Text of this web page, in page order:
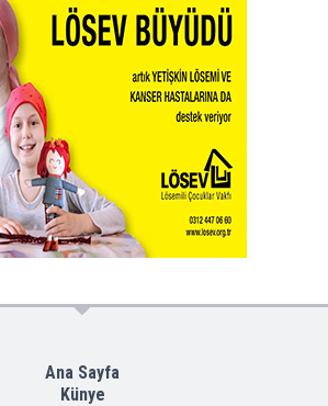
Ana Sayfa
Künye